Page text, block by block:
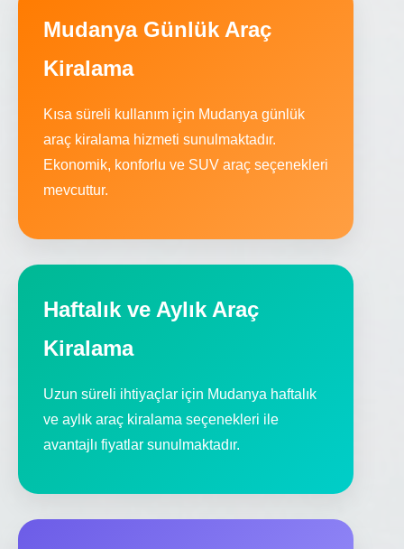
Mudanya Günlük Araç
Kiralama
Kısa süreli kullanım için Mudanya günlük
araç kiralama hizmeti sunulmaktadır.
Ekonomik, konforlu ve SUV araç seçenekleri
mevcuttur.
Haftalık ve Aylık Araç
Kiralama
Uzun süreli ihtiyaçlar için Mudanya haftalık
ve aylık araç kiralama seçenekleri ile
avantajlı fiyatlar sunulmaktadır.